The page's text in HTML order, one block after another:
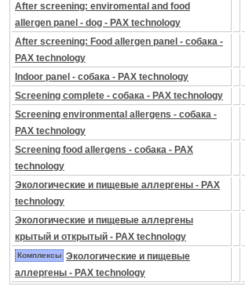
After screening: enviromental and food
allergen panel - dog - PAX technology
After screening: Food allergen panel - собака -
PAX technology
Indoor panel - собака - PAX technology
Screening complete - собака - PAX technology
Screening environmental allergens - собака -
PAX technology
Screening food allergens - собака - PAX
technology
Экологические и пищевые аллергены - PAX
technology
Экологические и пищевые аллергены
крытый и открытый - PAX technology
Комплексы Экологические и пищевые
аллергены - PAX technology